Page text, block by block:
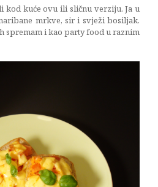
kod kuće ovu ili sličnu verziju. Ja u
mrkve, sir i svježi bosiljak.
spremam i kao party food u raznim